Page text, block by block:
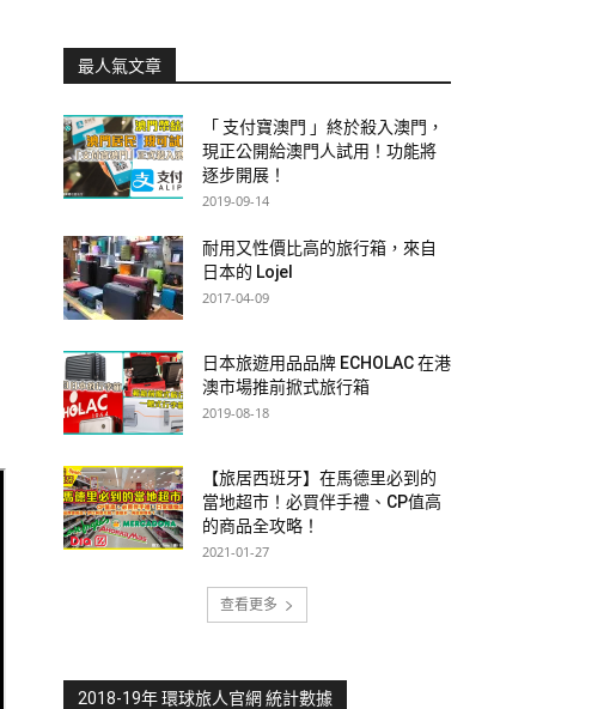
最人氣文章
「 支付寶澳門 」終於殺入澳門，
現正公開給澳門人試用！功能將
逐步開展！
2019-09-14
耐用又性價比高的旅行箱，來自
日本的 Lojel
2017-04-09
日本旅遊用品品牌 ECHOLAC 在港
澳市場推前掀式旅行箱
2019-08-18
【旅居西班牙】在馬德里必到的
當地超市！必買伴手禮、CP值高
的商品全攻略！
2021-01-27
查看更多
2018-19年 環球旅人官網 統計數據